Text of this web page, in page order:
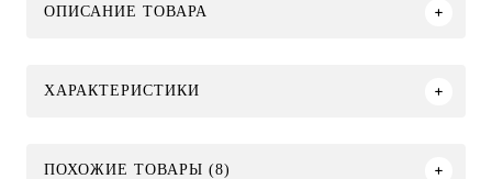
ОПИСАНИЕ ТОВАРА
ХАРАКТЕРИСТИКИ
ПОХОЖИЕ ТОВАРЫ (8)